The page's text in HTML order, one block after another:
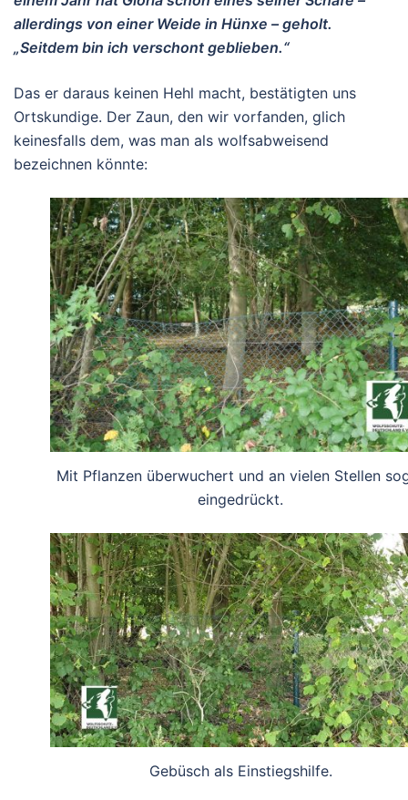
allerdings von einer Weide in Hünxe – geholt.
„Seitdem bin ich verschont geblieben.“
Das er daraus keinen Hehl macht, bestätigten uns
Ortskundige. Der Zaun, den wir vorfanden, glich
keinesfalls dem, was man als wolfsabweisend
bezeichnen könnte:
Mit Pflanzen überwuchert und an vielen Stellen
eingedrückt.
Gebüsch als Einstiegshilfe.